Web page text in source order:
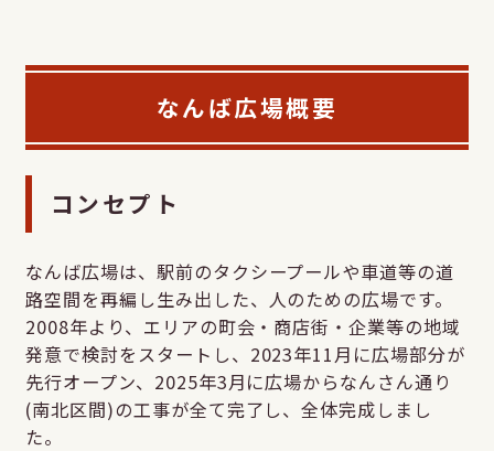
なんば広場概要
コンセプト
なんば広場は、駅前のタクシープールや車道等の道
路空間を再編し生み出した、人のための広場です。
2008年より、エリアの町会・商店街・企業等の地域
発意で検討をスタートし、2023年11月に広場部分が
先行オープン、2025年3月に広場からなんさん通り
(南北区間)の工事が全て完了し、全体完成しまし
た。